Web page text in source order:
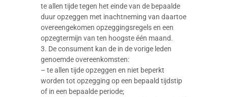
te allen tijde tegen het einde van de bepaalde
duur opzeggen met inachtneming van daartoe
overeengekomen opzeggingsregels en een
opzegtermijn van ten hoogste één maand.
3. De consument kan de in de vorige leden
genoemde overeenkomsten:
– te allen tijde opzeggen en niet beperkt
worden tot opzegging op een bepaald tijdstip
of in een bepaalde periode;